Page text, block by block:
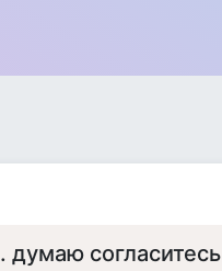
думаю согласитесь